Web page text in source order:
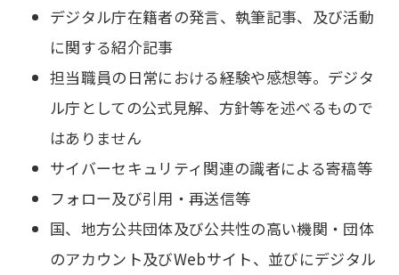
デジタル庁在籍者の発言、執筆記事、及び活動
に関する紹介記事
担当職員の日常における経験や感想等。デジタ
ル庁としての公式見解、方針等を述べるもので
はありません
サイバーセキュリティ関連の識者による寄稿等
フォロー及び引用・再送信等
国、地方公共団体及び公共性の高い機関・団体
のアカウント及びWebサイト、並びにデジタル